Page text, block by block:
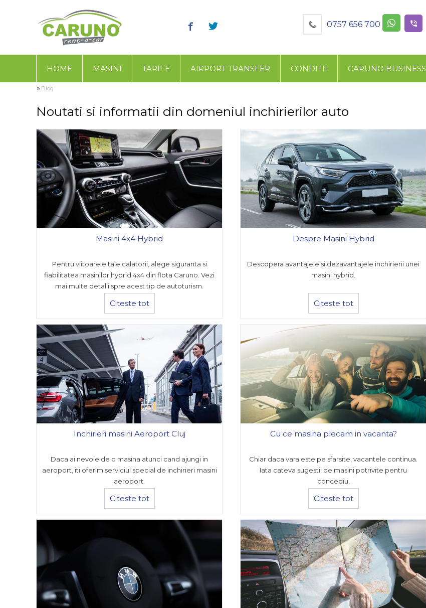
0757 656 700
HOME MASINI TARIFE AIRPORT TRANSFER CONDITII CARUNO BUSINESS
» Blog
Noutati si informatii din domeniul inchirierilor auto
Masini 4x4 Hybrid
Pentru viitoarele tale calatorii, alege siguranta si
fiabilitatea masinilor hybrid 4x4 din flota Caruno. Vezi
mai multe detalii spre acest tip de autoturism.
Citeste tot
Despre Masini Hybrid
Descopera avantajele si dezavantajele inchirierii unei
masini hybrid.
Citeste tot
Inchirieri masini Aeroport Cluj
Daca ai nevoie de o masina atunci cand ajungi in
aeroport, iti oferim serviciul special de inchirieri masini
aeroport.
Citeste tot
Cu ce masina plecam in vacanta?
Chiar daca vara este pe sfarsite, vacantele continua.
Iata cateva sugestii de masini potrivite pentru
concediu.
Citeste tot